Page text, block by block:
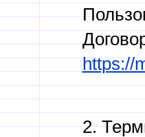
https://
2.